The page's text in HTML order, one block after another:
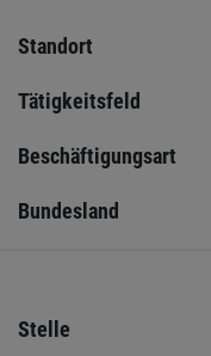
Standort
Tätigkeitsfeld
Beschäftigungsart
Bundesland
Stelle